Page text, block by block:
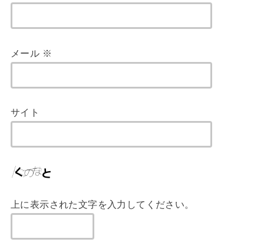
メール ※
サイト
上に表示された文字を入力してください。